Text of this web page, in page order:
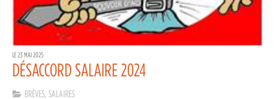
LE 23 MAI 2025
DÉSACCORD SALAIRE 2024
BRÈVES SALAIRES